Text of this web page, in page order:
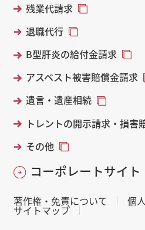
残業代請求
退職代行
B型肝炎の給付金請求
アスベスト被害賠償金請求
遺言・遺産相続
トレントの開示請求・損害
その他
コーポレートサイト
著作権・免責について 個
サイトマップ